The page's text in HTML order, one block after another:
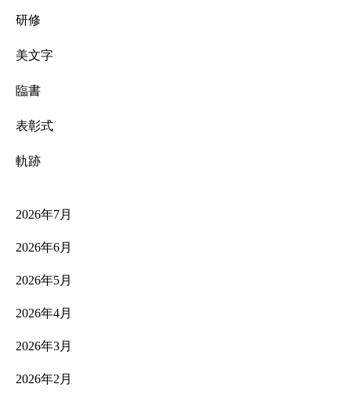
研修
美文字
臨書
表彰式
軌跡
2026年7月
2026年6月
2026年5月
2026年4月
2026年3月
2026年2月